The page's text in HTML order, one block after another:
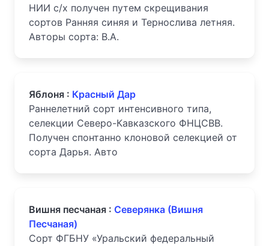
НИИ с/х получен путем скрещивания
сортов Ранняя синяя и Тернослива летняя.
Авторы сорта: В.А.
Яблоня : Красный Дар
Раннелетний сорт интенсивного типа,
селекции Северо-Кавказского ФНЦСВВ.
Получен спонтанно клоновой селекцией от
сорта Дарья. Авто
Вишня песчаная : Северянка (Вишня
Песчаная)
Сорт ФГБНУ «Уральский федеральный